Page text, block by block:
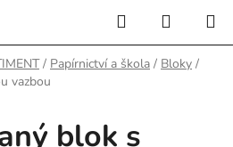
Hledat
KOŠÍK
/ Papírnictví a škola / Bloky /
vazbou
blok s